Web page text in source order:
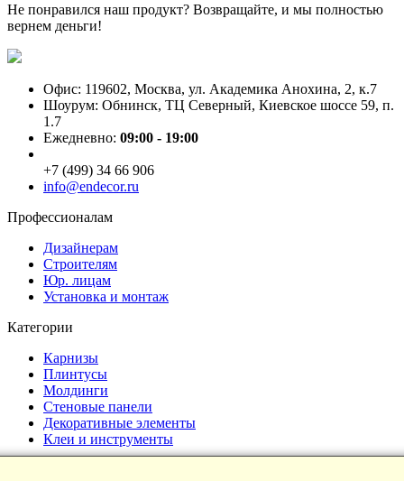
Не понравился наш продукт? Возвращайте, и мы полностью
вернем деньги!
Офис: 119602, Москва, ул. Академика Анохина, 2, к.7
Шоурум: Обнинск, ТЦ Северный, Киевское шоссе 59, п.
1.7
Ежедневно: 09:00 - 19:00
+7 (499) 34 66 906
info@endecor.ru
Профессионалам
Дизайнерам
Строителям
Юр. лицам
Установка и монтаж
Категории
Карнизы
Плинтусы
Молдинги
Стеновые панели
Декоративные элементы
Клеи и инструменты